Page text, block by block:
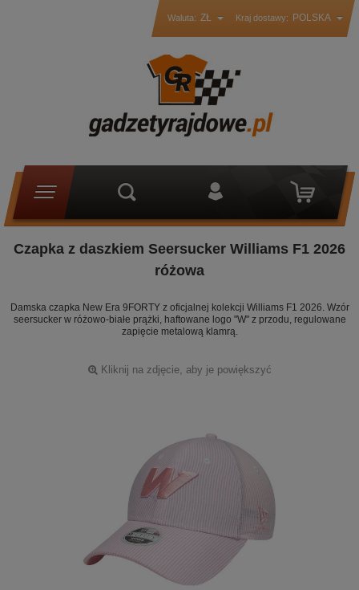
Waluta: ZŁ Kraj dostawy: POLSKA
Czapka z daszkiem Seersucker Williams F1 2026
różowa
Damska czapka New Era 9FORTY z oficjalnej kolekcji Williams F1 2026. Wzór
seersucker w różowo-białe prążki, haftowane logo "W" z przodu, regulowane
zapięcie metalową klamrą.
Kliknij na zdjęcie, aby je powiększyć